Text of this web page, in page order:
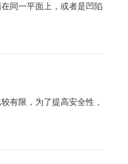
同一平面上，或者是凹陷
有限，为了提高安全性，